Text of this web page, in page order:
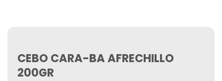
CEBO CARA-BA AFRECHILLO
200GR